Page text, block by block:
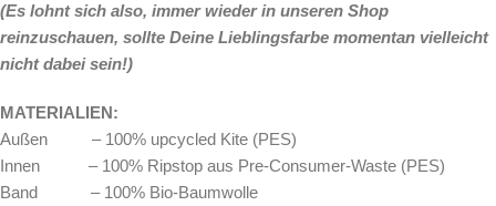
(Es lohnt sich also, immer wieder in unseren Shop
reinzuschauen, sollte Deine Lieblingsfarbe momentan vielleicht
nicht dabei sein!)
MATERIALIEN:
Außen – 100% upcycled Kite (PES)
Innen – 100% Ripstop aus Pre-Consumer-Waste (PES)
Band – 100% Bio-Baumwolle